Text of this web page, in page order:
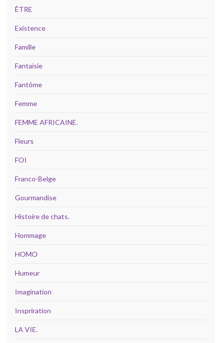
ÊTRE
Existence
Famille
Fantaisie
Fantôme
Femme
FEMME AFRICAINE.
Fleurs
FOI
Franco-Belge
Gourmandise
Histoire de chats.
Hommage
HOMO
Humeur
Imagination
Inspriration
LA VIE.